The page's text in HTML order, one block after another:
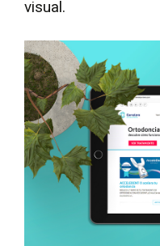
visual.